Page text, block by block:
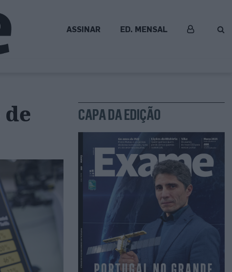
ASSINAR ED. MENSAL
CAPA DA EDIÇÃO